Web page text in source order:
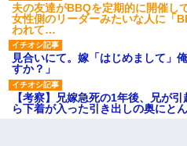
夫の友達がBBQを定期的に開催し
女性側のリーダーみたいな人に「
われて…
見合いにて。嫁「はじめまして」
すか？」
【考察】兄嫁急死の1年後、兄が
ら下着が入った引き出しの奥にと